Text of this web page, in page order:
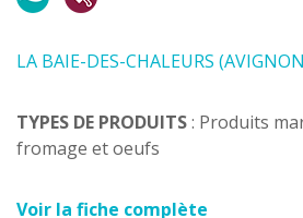
LA BAIE-DES-CHALEURS
TYPES DE PRODUITS: Produits
fromage et oeufs
Voir la fiche complète